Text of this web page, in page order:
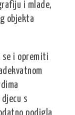
i mlade,
objekta
se i opremiti
s